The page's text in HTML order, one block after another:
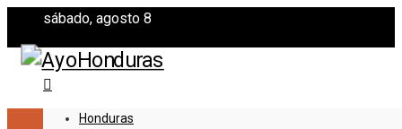
sábado, agosto 8
Honduras